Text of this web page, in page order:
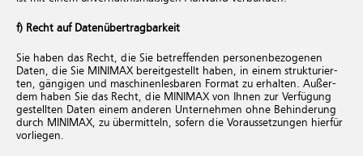
f) Recht auf Da­ten­über­trag­bar­keit
Sie haben das Recht, die Sie be­tref­fen­den per­so­nen­be­zo­ge­nen
Daten, die Sie MINIMAX be­reit­ge­stellt haben, in einem struk­tu­rier­
ten, gän­gi­gen und ma­schi­nen­les­ba­ren For­mat zu er­hal­ten. Au­ßer­
dem haben Sie das Recht, die MINIMAX von Ihnen zur Ver­fü­gung
ge­stell­ten Daten einem an­de­ren Un­ter­neh­men ohne Be­hin­de­rung
durch MINIMAX, zu über­mit­teln, so­fern die Vor­aus­set­zun­gen hier­für
vor­lie­gen.